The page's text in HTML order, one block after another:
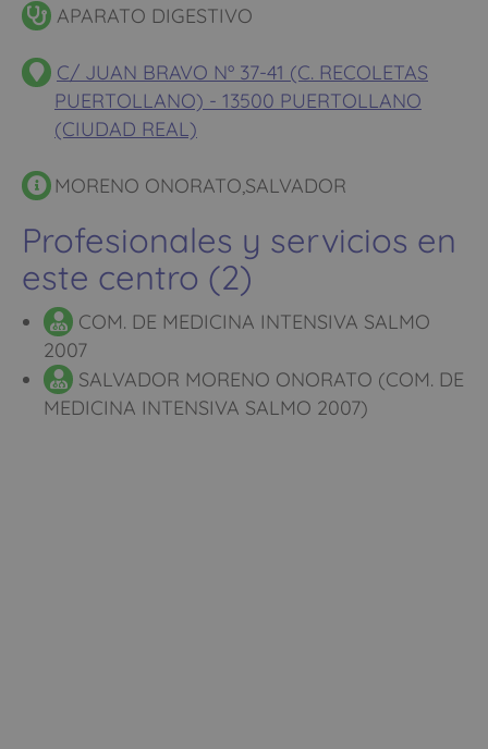
APARATO DIGESTIVO
C/ JUAN BRAVO Nº 37-41 (C. RECOLETAS
PUERTOLLANO) - 13500 PUERTOLLANO
(CIUDAD REAL)
MORENO ONORATO,SALVADOR
Profesionales y servicios en
este centro (2)
COM. DE MEDICINA INTENSIVA SALMO
2007
SALVADOR MORENO ONORATO (COM. DE
MEDICINA INTENSIVA SALMO 2007)